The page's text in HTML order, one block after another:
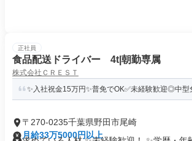
正社員
食品配送ドライバー 4t|朝勤専属
株式会社ＣＲＥＳＴ
✨入社祝金15万円✨普免でOK✅未経験歓迎◎中型
〒270-0235千葉県野田市尾崎
月給33万5000円以上